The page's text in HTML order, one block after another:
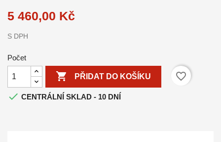
5 460,00 Kč
S DPH
Počet
 PŘIDAT DO KOŠÍKU
favorite_border
 CENTRÁLNÍ SKLAD - 10 DNÍ